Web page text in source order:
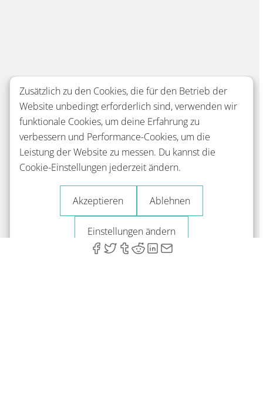
Zusätzlich zu den Cookies, die für den Betrieb der
Website unbedingt erforderlich sind, verwenden wir
funktionale Cookies, um deine Erfahrung zu
verbessern und Performance-Cookies, um die
Leistung der Website zu messen. Du kannst die
Cookie-Einstellungen jederzeit ändern.
Akzeptieren Ablehnen
Einstellungen ändern